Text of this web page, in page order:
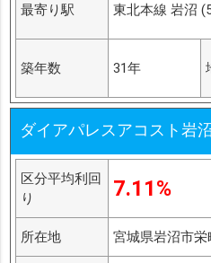
最寄り駅 東北本線 岩沼
築年数 31年
ダイアパレスアコスト岩
区分平均利回
り
7.11%
所在地 宮城県岩沼市栄